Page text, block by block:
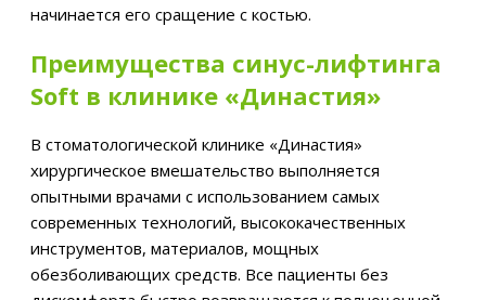
начинается его сращение с костью.
Преимущества синус-лифтинга
Soft в клинике «Династия»
В стоматологической клинике «Династия»
хирургическое вмешательство выполняется
опытными врачами с использованием самых
современных технологий, высококачественных
инструментов, материалов, мощных
обезболивающих средств. Все пациенты без